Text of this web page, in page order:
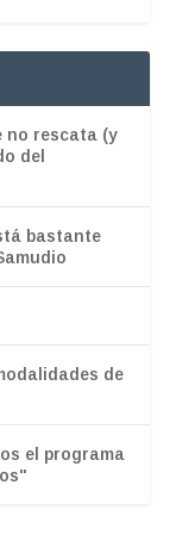
no rescata (y
del
bastante
de
el programa